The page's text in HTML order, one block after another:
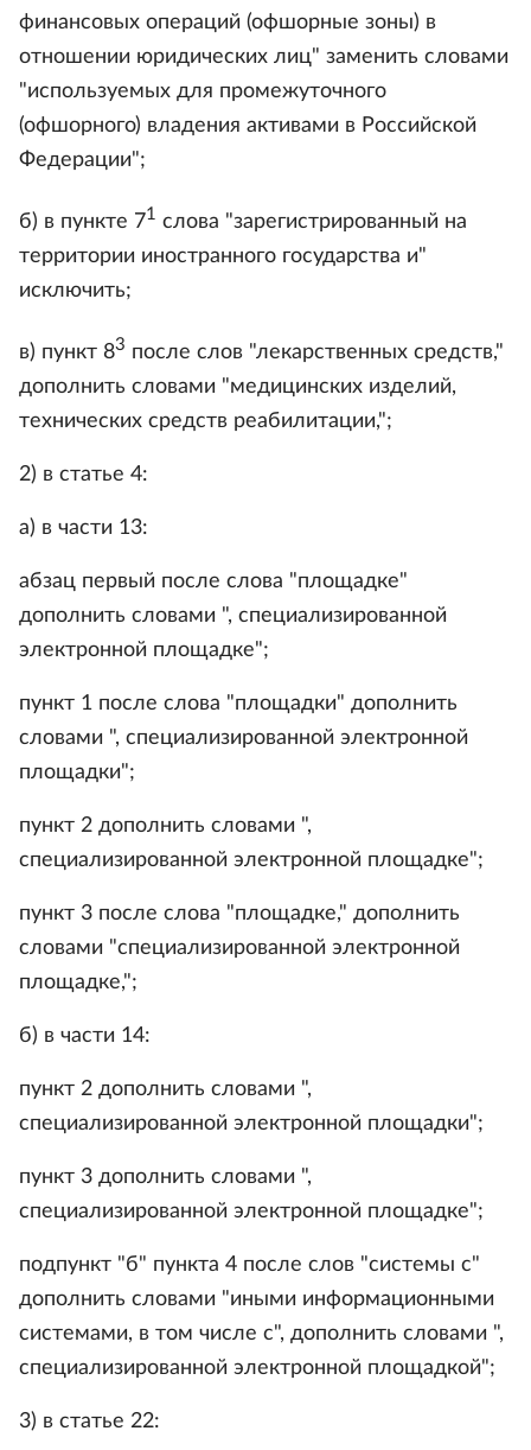
финансовых операций (офшорные зоны) в
отношении юридических лиц" заменить словами
"используемых для промежуточного
(офшорного) владения активами в Российской
Федерации";
б) в пункте 71 слова "зарегистрированный на
территории иностранного государства и"
исключить;
в) пункт 83 после слов "лекарственных средств,"
дополнить словами "медицинских изделий,
технических средств реабилитации,";
2) в статье 4:
а) в части 13:
абзац первый после слова "площадке"
дополнить словами ", специализированной
электронной площадке";
пункт 1 после слова "площадки" дополнить
словами ", специализированной электронной
площадки";
пункт 2 дополнить словами ",
специализированной электронной площадке";
пункт 3 после слова "площадке," дополнить
словами "специализированной электронной
площадке,";
б) в части 14:
пункт 2 дополнить словами ",
специализированной электронной площадки";
пункт 3 дополнить словами ",
специализированной электронной площадке";
подпункт "б" пункта 4 после слов "системы с"
дополнить словами "иными информационными
системами, в том числе с", дополнить словами ",
специализированной электронной площадкой";
3) в статье 22: